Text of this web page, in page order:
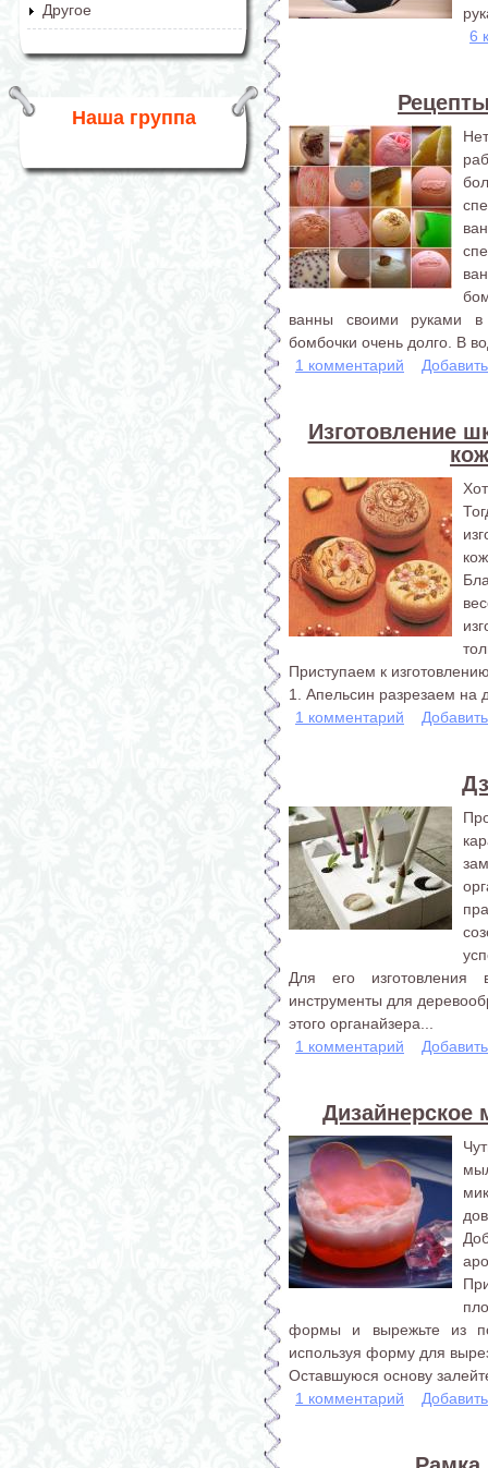
Другое
Наша группа
6
ванны своими руками в
бомбочки очень долго. В
1 комментарий
Изготовление
Приступаем к
1. Апельсин разрезаем на
1 комментарий
Для его изготовления
инструменты для
этого органайзера...
1 комментарий
формы и вырежьте из
используя форму для
Оставшуюся основу
1 комментарий